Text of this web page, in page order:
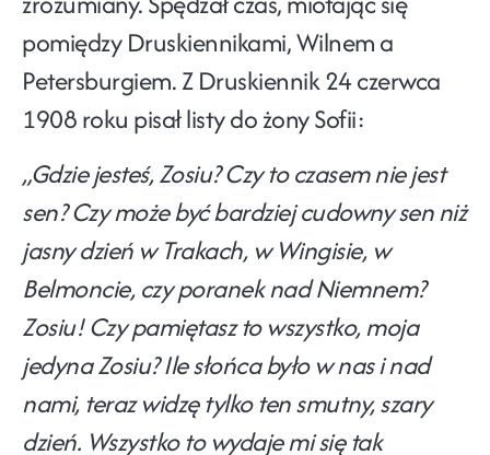
pomiędzy Druskiennikami, Wilnem a
Petersburgiem. Z Druskiennik 24 czerwca
1908 roku pisał listy do żony Sofii:
„Gdzie jesteś, Zosiu? Czy to czasem nie jest
sen? Czy może być bardziej cudowny sen niż
jasny dzień w Trakach, w Wingisie, w
Belmoncie, czy poranek nad Niemnem?
Zosiu! Czy pamiętasz to wszystko, moja
jedyna Zosiu? Ile słońca było w nas i nad
nami, teraz widzę tylko ten smutny, szary
dzień. Wszystko to wydaje mi się tak